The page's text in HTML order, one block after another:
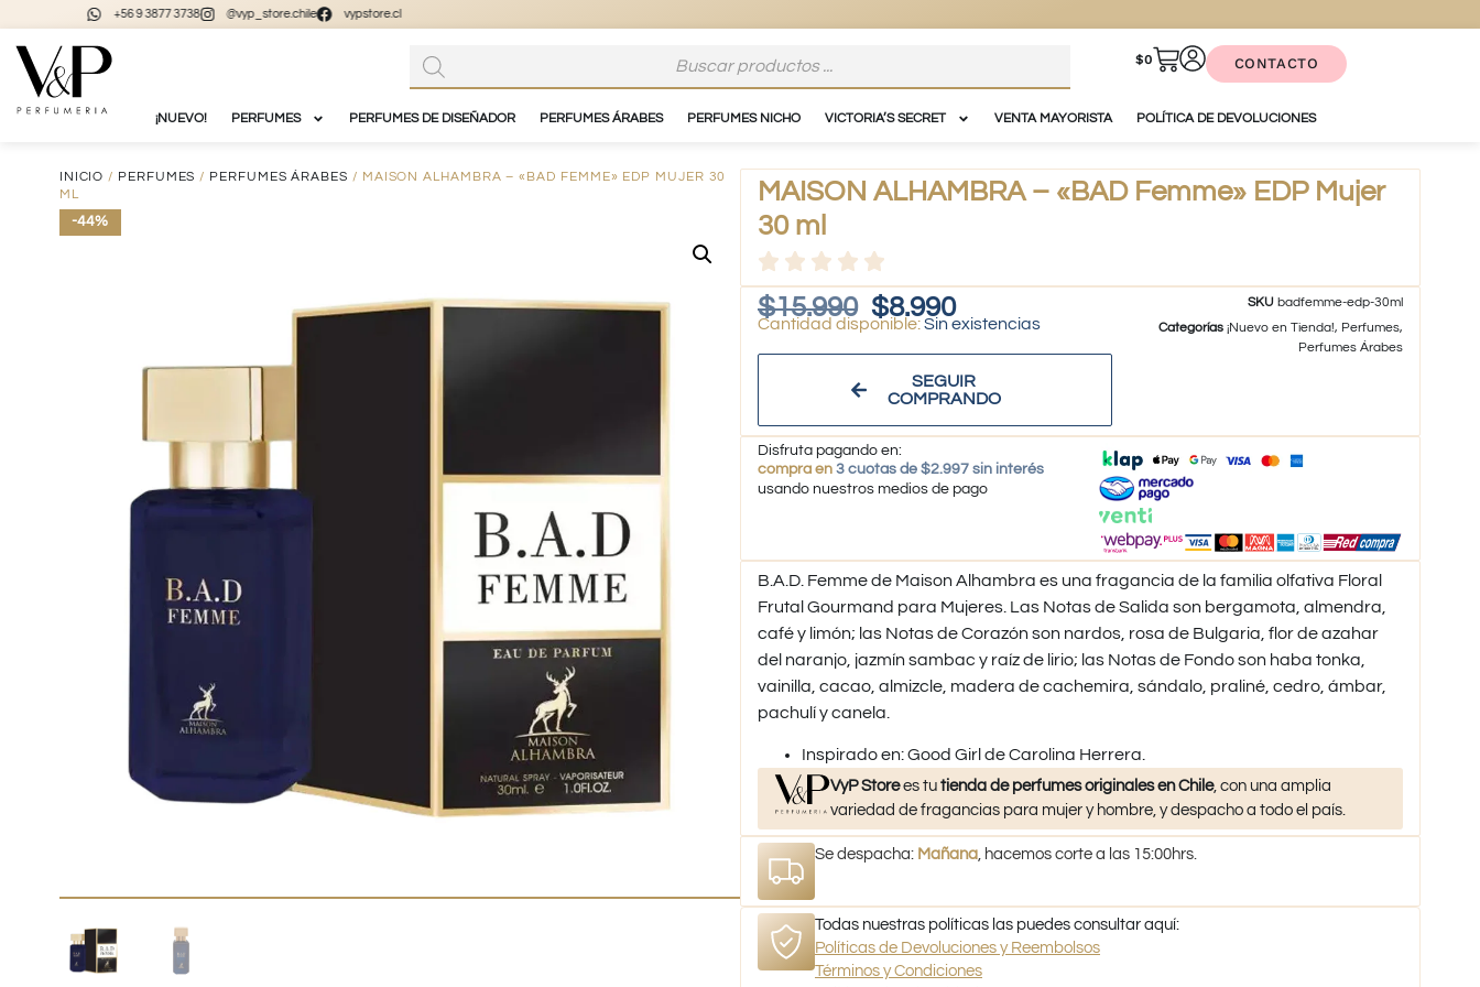
+56 9 3877 3738 @vyp_store.chile vypstore.cl
$0 CONTACTO
¡NUEVO! PERFUMES PERFUMES DE DISEÑADOR PERFUMES ÁRABES PERFUMES NICHO VICTORIA’S SECRET VENTA MAYORISTA POLÍTICA DE DEVOLUCIONES
INICIO / PERFUMES / PERFUMES ÁRABES / MAISON ALHAMBRA – «BAD FEMME» EDP MUJER 30
ML
-44%
MAISON ALHAMBRA – «BAD Femme» EDP Mujer
30 ml
$15.990 $8.990
Sin existencias
SEGUIR
COMPRANDO
SKU badfemme-edp-30ml
Categorías ¡Nuevo en Tienda!, Perfumes,
Perfumes Árabes
Disfruta pagando en:
compra en 3 cuotas de $2.997 sin interés
usando nuestros medios de pago
B.A.D. Femme de Maison Alhambra es una fragancia de la familia olfativa Floral
Frutal Gourmand para Mujeres. Las Notas de Salida son bergamota, almendra,
café y limón; las Notas de Corazón son nardos, rosa de Bulgaria, flor de azahar
del naranjo, jazmín sambac y raíz de lirio; las Notas de Fondo son haba tonka,
vainilla, cacao, almizcle, madera de cachemira, sándalo, praliné, cedro, ámbar,
pachulí y canela.
​Inspirado en: Good Girl de Carolina Herrera.
VyP Storees tutienda de perfumes originales en Chile, con una amplia
variedad de fragancias para mujer y hombre, y despacho a todo el país.
Se despacha: Mañana, hacemos corte a las 15:00hrs.
Todas nuestras políticas las puedes consultar aquí:
Políticas de Devoluciones y Reembolsos
Términos y Condiciones